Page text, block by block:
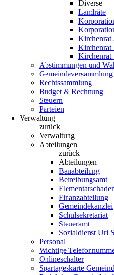
Diverse
Landräte
Kirchenrat
Kirchenrat
Kirchenrat
Abstimmungen und
Gemeindeversammlung
Rechtssammlung
Budget & Rechnung
Steuern
Parteien
Verwaltung
zurück
Verwaltung
Abteilungen
zurück
Abteilungen
Bauabteilung
Betreibungsamt
Finanzabteilung
Gemeindekanzlei
Schulsekretariat
Steueramt
Sozialdienst Uri
Personal
Wichtige
Onlineschalter
Spartageskarte